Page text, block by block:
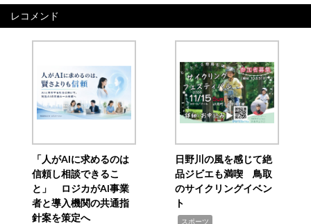
レコメンド
「人がAIに求めるのは
信頼し相談できるこ
と」 ロジカがAI事業
者と導入機関の共通指
針案を策定へ
日野川の風を感じて絶
品ジビエも満喫 鳥取
のサイクリングイベン
ト
スポーツ